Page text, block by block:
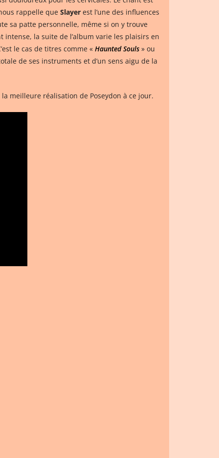
rappelle que Slayer est l’une des influences
sa patte personnelle, même si on y trouve
la suite de l’album varie les plaisirs en
le cas de titres comme « Haunted Souls » ou
de ses instruments et d’un sens aigu de la
la meilleure réalisation de Poseydon à ce jour.